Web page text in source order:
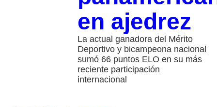
en ajedrez
La actual ganadora del Mérito
Deportivo y bicampeona nacional
sumó 66 puntos ELO en su más
reciente participación
internacional